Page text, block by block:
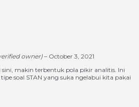
owner)– October 3, 2021
sini, makin terbentuk pola pikir analitis. Ini
soal STAN yang suka ngelabui kita pakai